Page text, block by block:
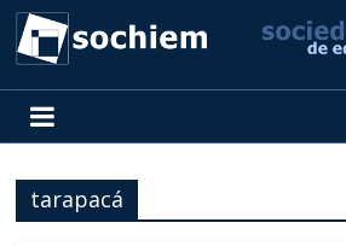
SOCHIEM
Sociedad
Chilena
detarapacá